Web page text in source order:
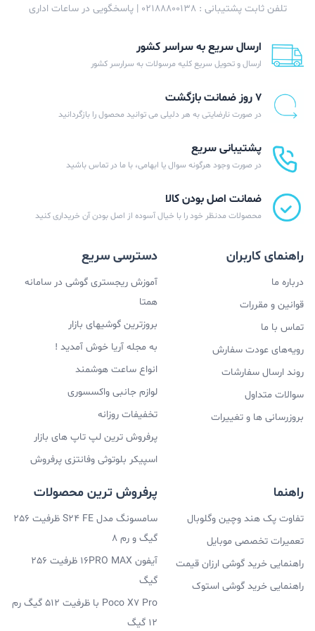
تلفن ثابت پشتیبانی : 02188800138 | پاسخگویی در ساعات اداری
ارسال سریع به سراسر کشور
ارسال و تحویل سریع کلیه مرسولات به سرارسر کشور
۷ روز ضمانت بازگشت
در صورت نارضایتی به هر دلیلی می توانید محصول را بازگردانید
پشتیبانی سریع
در صورت وجود هرگونه سوال یا ابهامی، با ما در تماس باشید
ضمانت اصل بودن کالا
محصولات مدنظر خود را با خیال آسوده از اصل بودن آن خریداری کنید
راهنمای کاربران
درباره ما
قوانین و مقررات
تماس با ما
رویه‌های عودت سفارش
روند ارسال سفارشات
سوالات متداول
بروزرسانی ها و تغییرات
دسترسی سریع
آموزش ریجستری گوشی در سامانه
همتا
بروزترین گوشیهای بازار
به مجله آریا خوش آمدید !
انواع ساعت هوشمند
لوازم جانبی واکسسوری
تخفیفات روزانه
پرفروش ترین لپ تاپ های بازار
اسپیکر بلوتوثی وفانتزی پرفروش
راهنما
تفاوت پک هند وچین وگلوبال
تعمیرات تخصصی موبایل
راهنمایی خرید گوشی ارزان قیمت
راهنمایی خرید گوشی استوک
پرفروش ترین محصولات
سامسونگ مدل S24 FE ظرفیت 256
گیگ و رم 8
آیفون 16PRO MAX ظرفیت 256
گیگ
Poco X7 Pro با ظرفیت 512 گیگ رم
12 گیگ